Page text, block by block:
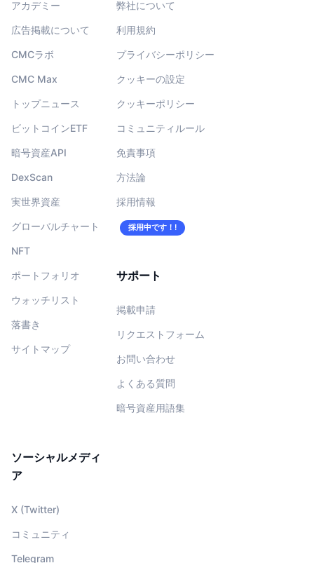
アカデミー
広告掲載について
CMCラボ
CMC Max
トップニュース
ビットコインETF
暗号資産API
DexScan
実世界資産
グローバルチャート
NFT
ポートフォリオ
ウォッチリスト
落書き
サイトマップ
弊社について
利用規約
プライバシーポリシー
クッキーの設定
クッキーポリシー
コミュニティルール
免責事項
方法論
採用情報
採用中です！!
サポート
掲載申請
リクエストフォーム
お問い合わせ
よくある質問
暗号資産用語集
ソーシャルメディ
ア
X (Twitter)
コミュニティ
Telegram